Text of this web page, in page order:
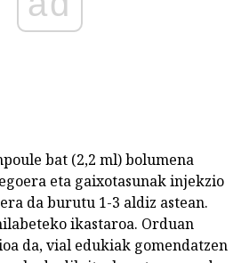
bat (2,2 ml) bolumena
eta gaixotasunak injekzio
da burutu 1-3 aldiz astean.
ikastaroa. Orduan
da, vial edukiak gomendatzen